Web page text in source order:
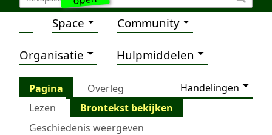
Space Community
Organisatie Hulpmiddelen
Pagina Overleg
Handelingen
Lezen
Brontekst bekijken
Geschiedenis weergeven